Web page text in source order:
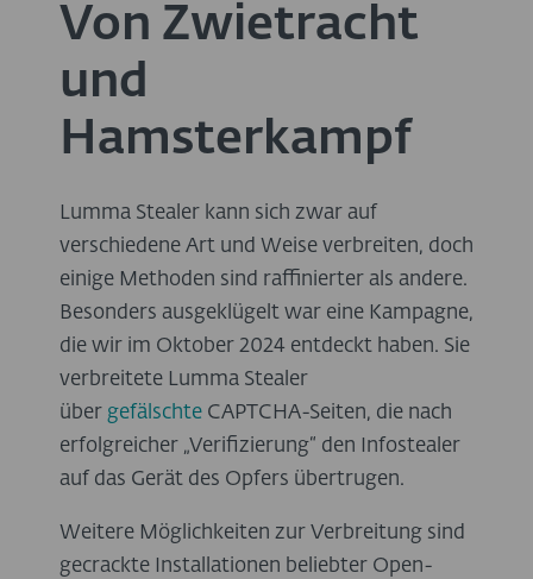
Von Zwietracht
und
Hamsterkampf
Lumma Stealer kann sich zwar auf
verschiedene Art und Weise verbreiten, doch
einige Methoden sind raffinierter als andere.
Besonders ausgeklügelt war eine Kampagne,
die wir im Oktober 2024 entdeckt haben. Sie
verbreitete Lumma Stealer
über gefälschte CAPTCHA-Seiten, die nach
erfolgreicher „Verifizierung“ den Infostealer
auf das Gerät des Opfers übertrugen.
Weitere Möglichkeiten zur Verbreitung sind
gecrackte Installationen beliebter Open-